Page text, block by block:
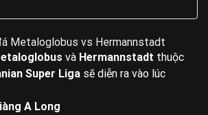
Metaloglobus vs Hermannstadt
và Hermannstadt thuộc
Super Liga sẽ diễn ra vào lúc
A Long